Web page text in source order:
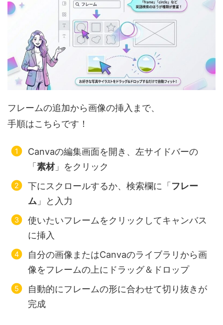
フレームの追加から画像の挿入まで、
手順はこちらです！
Canvaの編集画面を開き、左サイドバーの
「素材」をクリック
下にスクロールするか、検索欄に「フレー
ム 」と入力
使いたいフレームをクリックしてキャンバス
に挿入
自分の画像またはCanvaのライブラリから画
像をフレームの上にドラッグ＆ドロップ
自動的にフレームの形に合わせて切り抜きが
完成